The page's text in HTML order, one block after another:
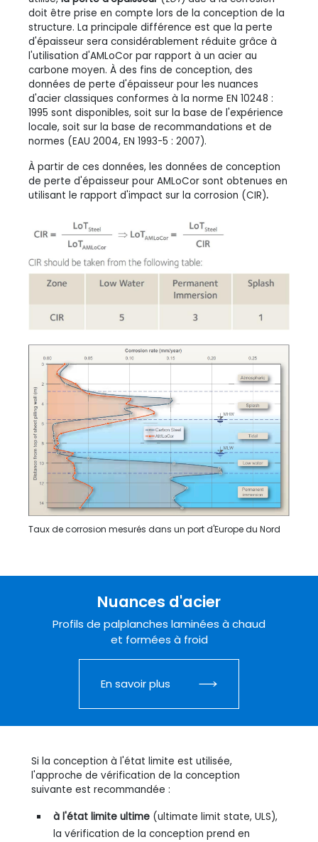
doit être prise en compte lors de la conception de la
structure. La principale différence est que la perte
d'épaisseur sera considérablement réduite grâce à
l'utilisation d'AMLoCor par rapport à un acier au
carbone moyen. À des fins de conception, des
données de perte d'épaisseur pour les nuances
d'acier classiques conformes à la norme EN 10248 :
1995 sont disponibles, soit sur la base de l'expérience
locale, soit sur la base de recommandations et de
normes (EAU 2004, EN 1993-5 : 2007).
À partir de ces données, les données de conception
de perte d'épaisseur pour AMLoCor sont obtenues en
utilisant le rapport d'impact sur la corrosion (CIR).
Taux de corrosion mesurés dans un port d'Europe du Nord
Nuances d'acier
Profils de palplanches laminées à chaud
et formées à froid
En savoir plus
Si la conception à l'état limite est utilisée,
l'approche de vérification de la conception
suivante est recommandée :
à l'état limite ultime(ultimate limit state, ULS),
la vérification de la conception prend en